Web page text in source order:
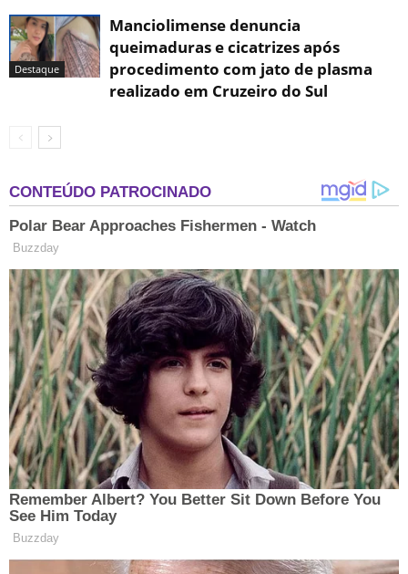
Destaque
Manciolimense denuncia
queimaduras e cicatrizes após
procedimento com jato de plasma
realizado em Cruzeiro do Sul